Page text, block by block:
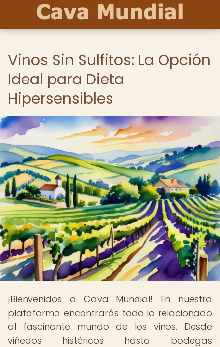
Vinos Sin Sulfitos: La Opción
Ideal para Dieta
Hipersensibles
¡Bienvenidos a Cava Mundial! En nuestra
plataforma encontrarás todo lo relacionado
al fascinante mundo de los vinos. Desde
viñedos históricos hasta bodegas